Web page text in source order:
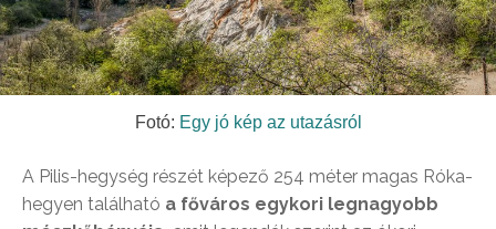
Fotó: Egy jó kép az utazásról
A Pilis-hegység részét képező 254 méter magas Róka-
hegyen található a főváros egykori legnagyobb